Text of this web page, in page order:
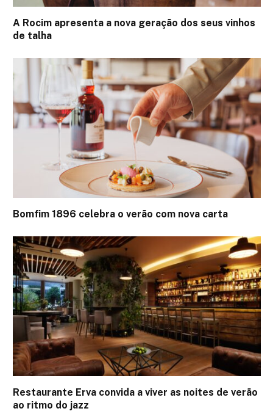
A Rocim apresenta a nova geração dos seus vinhos
de talha
Bomfim 1896 celebra o verão com nova carta
Restaurante Erva convida a viver as noites de verão
ao ritmo do jazz